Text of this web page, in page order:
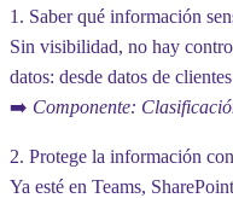
1. Saber qué información
Sin visibilidad, no hay
datos: desde datos de
➡️ Componente:
2. Protege la información
Ya esté en Teams,